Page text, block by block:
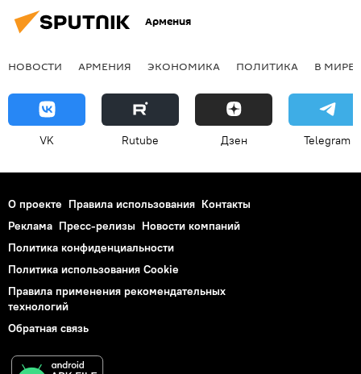
Армения
НОВОСТИ АРМЕНИЯ ЭКОНОМИКА ПОЛИТИКА В МИРЕ
VK Rutube Дзен Telegram
О проекте Правила использования Контакты
Реклама Пресс-релизы Новости компаний
Политика конфиденциальности
Политика использования Cookie
Правила применения рекомендательных
технологий
Обратная связь